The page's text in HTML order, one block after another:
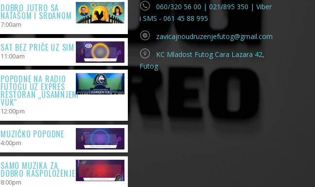
DOBRO JUTRO SA
NATAŠOM I SRĐANOM
7:00am
SAT BEZ PRIČE UZ SIM
11:00am
POPODNE NA RADIO
FUTOGU UZ EXPRES
RESTORAN „USAMNJENI
VUK“
12:00pm
MUZIČKO POPODNE
4:00pm
SAMO MUZIKA ZA
DOBRO RASPOLOŽENJE
8:00pm
060/320 56 00 | 021/895 350 | Viber
i SMS - 061 45 88 995
zavicajnoudruzenjefutog@gmail.com
KC Mladost Futog Cara Lazara 42,
Futog